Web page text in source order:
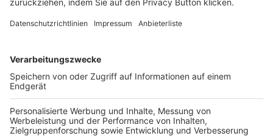
FOLGE DEM BFV
TOP-VEREINE